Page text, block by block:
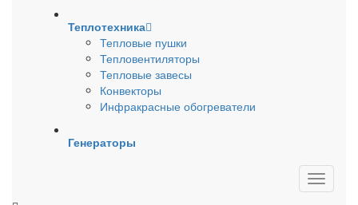
Теплотехника
Тепловые пушки
Тепловентиляторы
Тепловые завесы
Конвекторы
Инфракрасные обогреватели
Генераторы